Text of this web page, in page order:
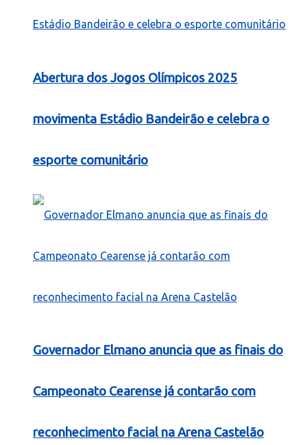
Abertura dos Jogos Olímpicos 2025
movimenta Estádio Bandeirão e celebra o
esporte comunitário
Governador Elmano anuncia que as finais do
Campeonato Cearense já contarão com
reconhecimento facial na Arena Castelão